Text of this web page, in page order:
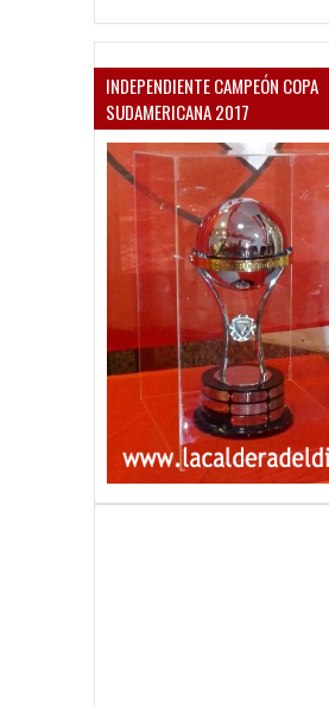
INDEPENDIENTE CAMPEÓN COPA
SUDAMERICANA 2017